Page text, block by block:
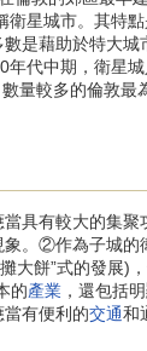
衛星城市。其特點
數是藉助於特大
代中期，衛星
量較多的倫敦最
有較大的集聚
。②作為子城的
大餅”式的發展)
的產業 ，還包括
有便利的交通和